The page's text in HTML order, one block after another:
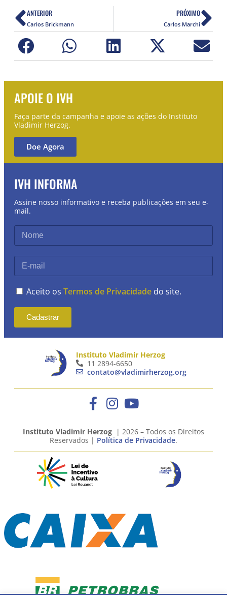
ANTERIOR
Carlos Brickmann
PRÓXIMO
Carlos Marchi
APOIE O IVH
Faça parte da campanha e apoie as ações do Instituto
Vladimir Herzog.
Doe Agora
IVH INFORMA
Assine nosso informativo e receba publicações em seu e-
mail.
Aceito os Termos de Privacidade do site.
Cadastrar
Instituto Vladimir Herzog
11 2894-6650
contato@vladimirherzog.org
Instituto Vladimir Herzog | 2026 – Todos os Direitos
Reservados | Política de Privacidade.